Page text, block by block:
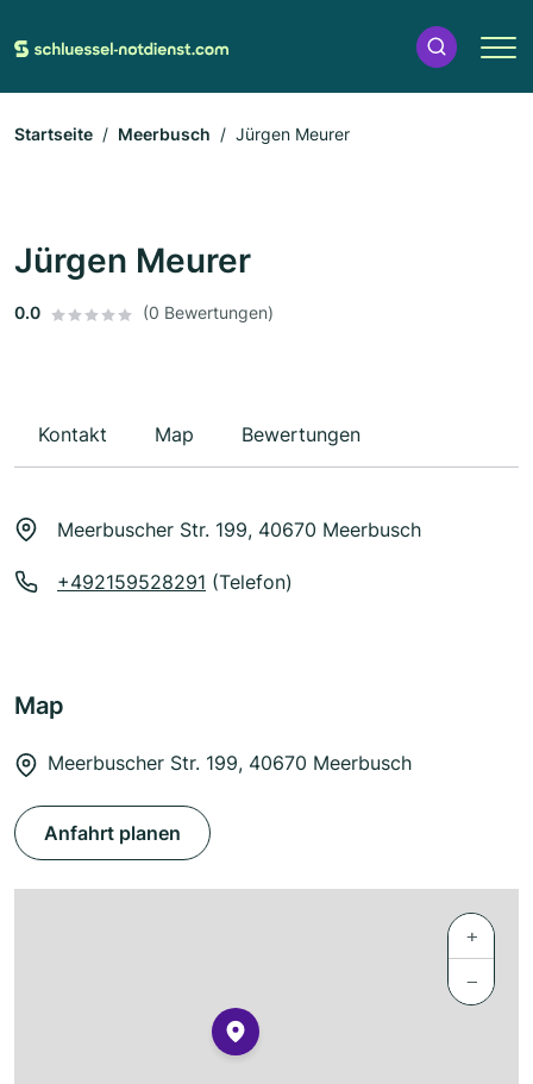
Startseite Meerbusch Jürgen Meurer
Jürgen Meurer
0.0 (0 Bewertungen)
Kontakt Map Bewertungen
Meerbuscher Str. 199, 40670 Meerbusch
+492159528291 (Telefon)
Map
Meerbuscher Str. 199, 40670 Meerbusch
Anfahrt planen
+
−